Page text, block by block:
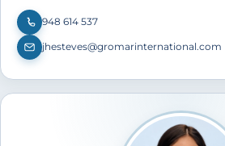
948 614 537
jhesteves@gromarinternational.com